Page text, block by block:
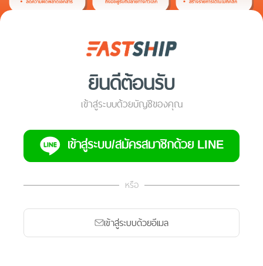
ยินดีต้อนรับ
เข้าสู่ระบบด้วยบัญชีของคุณ
เข้าสู่ระบบ/สมัครสมาชิกด้วย LINE
หรือ
เข้าสู่ระบบด้วยอีเมล